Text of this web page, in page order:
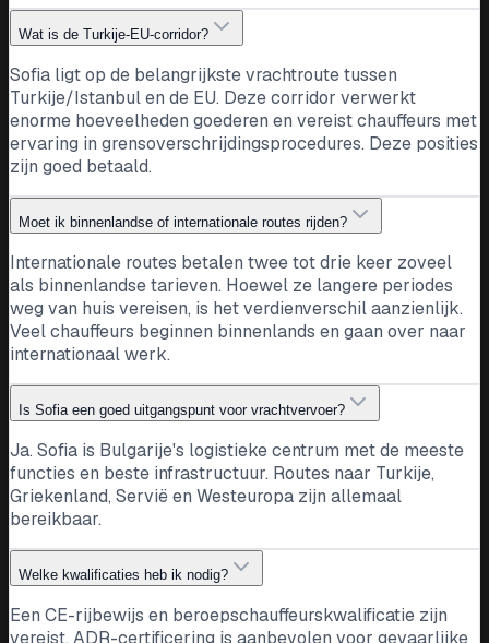
Wat is de Turkije-EU-corridor?
Sofia ligt op de belangrijkste vrachtroute tussen
Turkije/Istanbul en de EU. Deze corridor verwerkt
enorme hoeveelheden goederen en vereist chauffeurs met
ervaring in grensoverschrijdingsprocedures. Deze posities
zijn goed betaald.
Moet ik binnenlandse of internationale routes rijden?
Internationale routes betalen twee tot drie keer zoveel
als binnenlandse tarieven. Hoewel ze langere periodes
weg van huis vereisen, is het verdienverschil aanzienlijk.
Veel chauffeurs beginnen binnenlands en gaan over naar
internationaal werk.
Is Sofia een goed uitgangspunt voor vrachtvervoer?
Ja. Sofia is Bulgarije's logistieke centrum met de meeste
functies en beste infrastructuur. Routes naar Turkije,
Griekenland, Servië en Westeuropa zijn allemaal
bereikbaar.
Welke kwalificaties heb ik nodig?
Een CE-rijbewijs en beroepschauffeurskwalificatie zijn
vereist. ADR-certificering is aanbevolen voor gevaarlijke